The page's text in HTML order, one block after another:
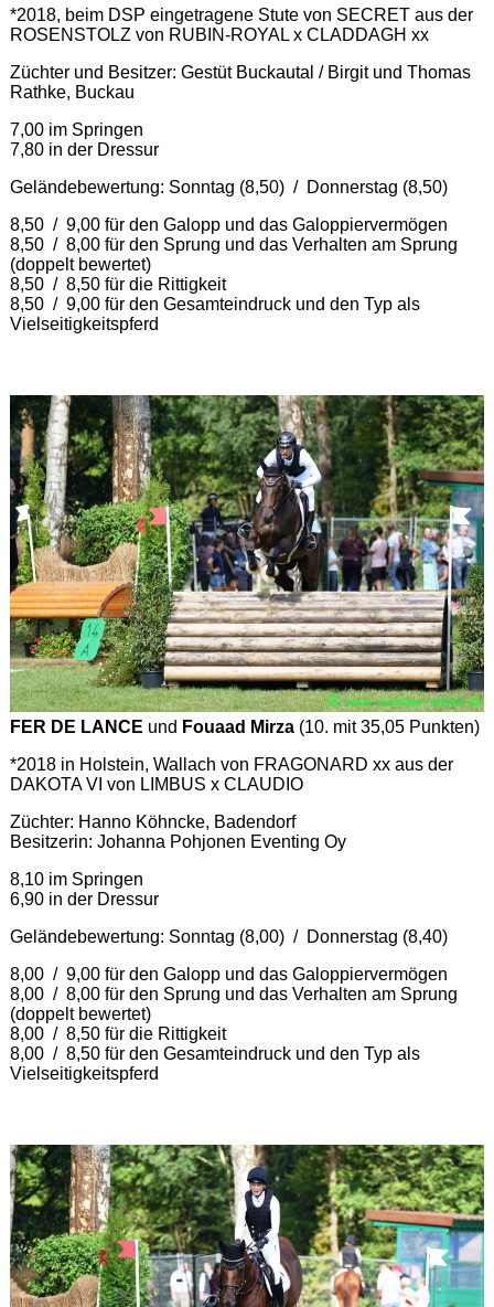
*2018, beim DSP eingetragene Stute von SECRET aus der
ROSENSTOLZ von RUBIN-ROYAL x CLADDAGH xx
Züchter und Besitzer: Gestüt Buckautal / Birgit und Thomas
Rathke, Buckau
7,00 im Springen
7,80 in der Dressur
Geländebewertung: Sonntag (8,50) / Donnerstag (8,50)
8,50 / 9,00 für den Galopp und das Galoppiervermögen
8,50 / 8,00 für den Sprung und das Verhalten am Sprung
(doppelt bewertet)
8,50 / 8,50 für die Rittigkeit
8,50 / 9,00 für den Gesamteindruck und den Typ als
Vielseitigkeitspferd
FER DE LANCE und Fouaad Mirza(10. mit 35,05 Punkten)
*2018 in Holstein, Wallach von FRAGONARD xx aus der
DAKOTA VI von LIMBUS x CLAUDIO
Züchter: Hanno Köhncke, Badendorf
Besitzerin: Johanna Pohjonen Eventing Oy
8,10 im Springen
6,90 in der Dressur
Geländebewertung: Sonntag (8,00) / Donnerstag (8,40)
8,00 / 9,00 für den Galopp und das Galoppiervermögen
8,00 / 8,00 für den Sprung und das Verhalten am Sprung
(doppelt bewertet)
8,00 / 8,50 für die Rittigkeit
8,00 / 8,50 für den Gesamteindruck und den Typ als
Vielseitigkeitspferd